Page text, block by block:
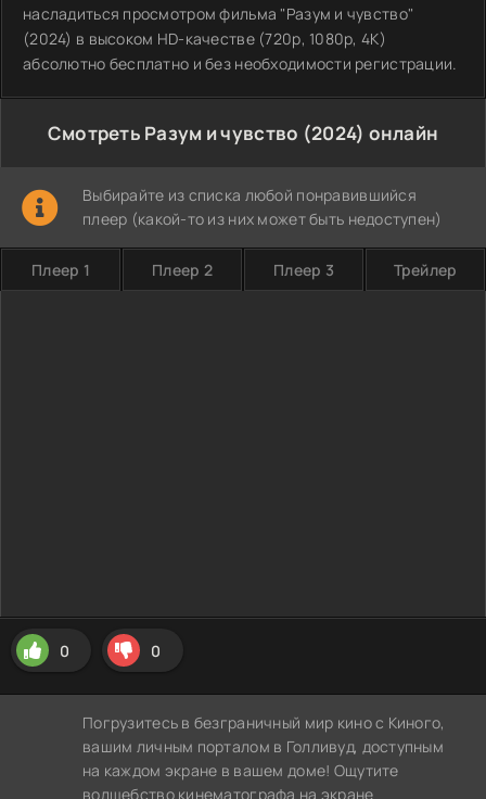
насладиться просмотром фильма "Разум и чувство"
(2024) в высоком HD-качестве (720p, 1080p, 4K)
абсолютно бесплатно и без необходимости регистрации.
Смотреть Разум и чувство (2024) онлайн
Выбирайте из списка любой понравившийся
плеер (какой-то из них может быть недоступен)
Плеер 1 Плеер 2 Плеер 3 Трейлер
0 0
Погрузитесь в безграничный мир кино с Киного,
вашим личным порталом в Голливуд, доступным
на каждом экране в вашем доме! Ощутите
волшебство кинематографа на экране